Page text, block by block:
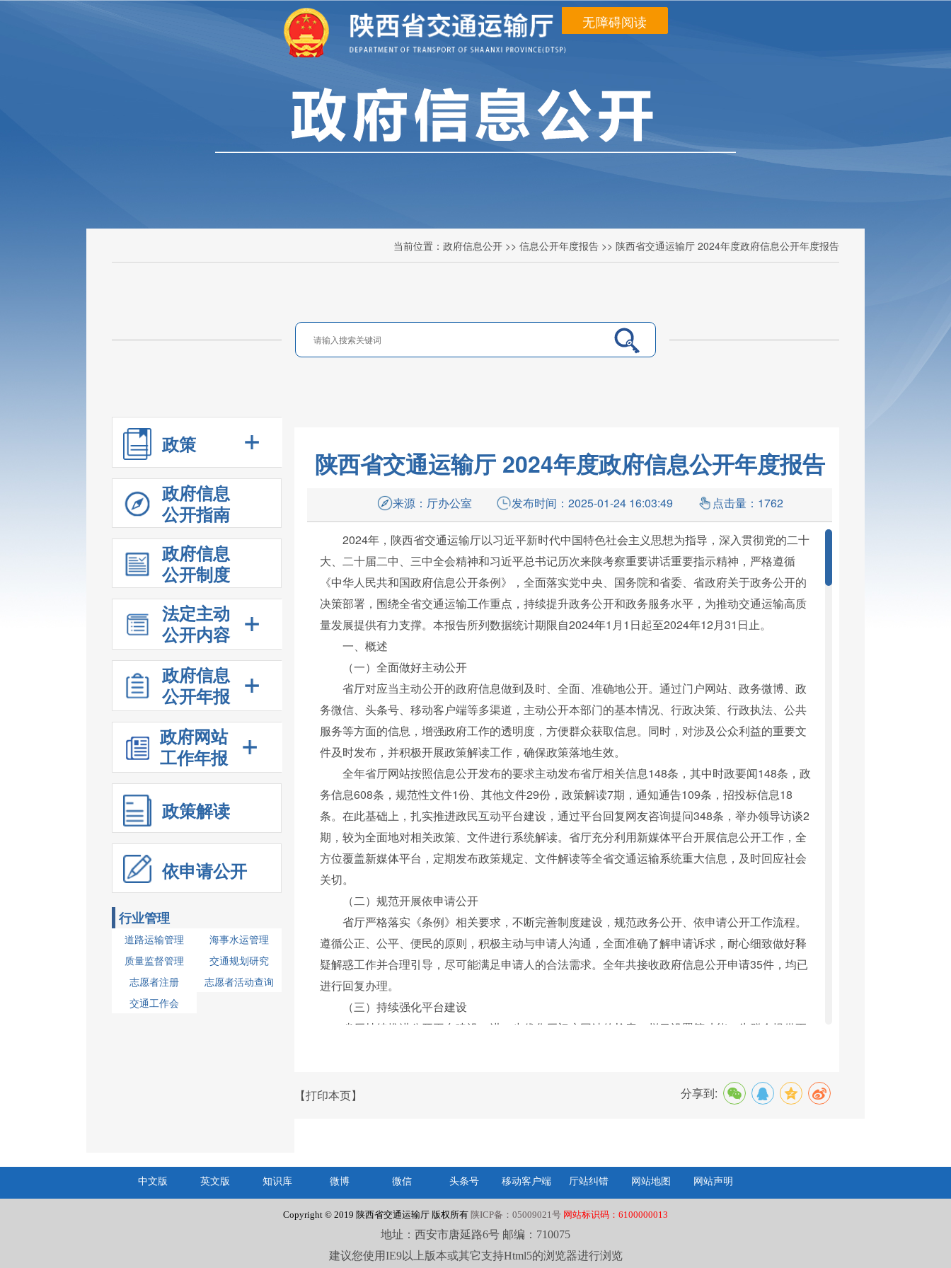
无障碍阅读
当前位置： 政府信息公开 >> 信息公开年度报告 >> 陕西省交通运输厅 2024年度政府信息公开年度报告
政策
政府信息
公开指南
政府信息
公开制度
法定主动
公开内容
政府信息
公开年报
政府网站
工作年报
政策解读
依申请公开
行业管理
道路运输管理
海事水运管理
质量监督管理
交通规划研究
志愿者注册
志愿者活动查询
交通工作会
陕西省交通运输厅 2024年度政府信息公开年度报告
来源： 厅办公室 发布时间： 2025-01-24 16:03:49 点击量： 1762
2024年，陕西省交通运输厅以习近平新时代中国特色社会主义思想为指导，深入贯彻党的二十
大、二十届二中、三中全会精神和习近平总书记历次来陕考察重要讲话重要指示精神，严格遵循
《中华人民共和国政府信息公开条例》，全面落实党中央、国务院和省委、省政府关于政务公开的
决策部署，围绕全省交通运输工作重点，持续提升政务公开和政务服务水平，为推动交通运输高质
量发展提供有力支撑。本报告所列数据统计期限自2024年1月1日起至2024年12月31日止。
一、概述
（一）全面做好主动公开
省厅对应当主动公开的政府信息做到及时、全面、准确地公开。通过门户网站、政务微博、政
务微信、头条号、移动客户端等多渠道，主动公开本部门的基本情况、行政决策、行政执法、公共
服务等方面的信息，增强政府工作的透明度，方便群众获取信息。同时，对涉及公众利益的重要文
件及时发布，并积极开展政策解读工作，确保政策落地生效。
全年省厅网站按照信息公开发布的要求主动发布省厅相关信息148条，其中时政要闻148条，政
务信息608条，规范性文件1份、其他文件29份，政策解读7期，通知通告109条，招投标信息18
条。在此基础上，扎实推进政民互动平台建设，通过平台回复网友咨询提问348条，举办领导访谈2
期，较为全面地对相关政策、文件进行系统解读。省厅充分利用新媒体平台开展信息公开工作，全
方位覆盖新媒体平台，定期发布政策规定、文件解读等全省交通运输系统重大信息，及时回应社会
关切。
（二）规范开展依申请公开
省厅严格落实《条例》相关要求，不断完善制度建设，规范政务公开、依申请公开工作流程。
遵循公正、公平、便民的原则，积极主动与申请人沟通，全面准确了解申请诉求，耐心细致做好释
疑解惑工作并合理引导，尽可能满足申请人的合法需求。全年共接收政府信息公开申请35件，均已
进行回复办理。
（三）持续强化平台建设
省厅持续推进公开平台建设，进一步优化厅门户网站的检索、栏目设置等功能，为群众提供更
善网站的功能和性能，提升用户体验。
理，配合做好政务公开第三方评估工作，不断增强政策解读稿的通俗性、针对性和实用性，及时规
范办理“意见建议”“领导信箱”“我为政府网站找错”等栏目和平台的网民留言。重视政务公开与政府信
息公开意识培养，积极组织相关工作人员参加政务信息管理业务培训，不断提升工作人员的业务水
平和工作能力。
二、主动公开政府信息情况
【打印本页】 分享到:
中文版 英文版 知识库 微博 微信 头条号 移动客户端 厅站纠错 网站地图 网站声明
Copyright © 2019 陕西省交通运输厅 版权所有 陕ICP备：05009021号 网站标识码：6100000013
地址：西安市唐延路6号 邮编：710075
建议您使用IE9以上版本或其它支持Html5的浏览器进行浏览